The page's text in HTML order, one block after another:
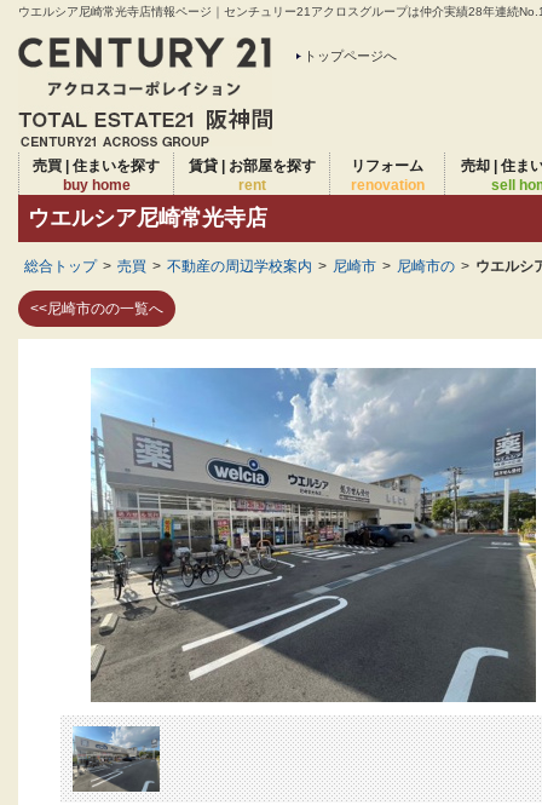
ウエルシア尼崎常光寺店情報ページ｜センチュリー21アクロスグループは仲介実績28年連続
トップページへ
売買 | 住まいを探す
buy home
賃貸 | お部屋を探す
rent
リフォーム
renovation
売却 | 住ま
sell
ウエルシア尼崎常光寺店
総合トップ > 売買 > 不動産の周辺学校案内 > 尼崎市 > 尼崎市の > ウエルシ
<<尼崎市のの一覧へ